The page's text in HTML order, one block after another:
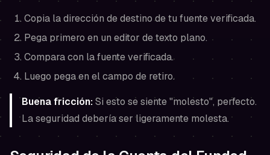
Copia la dirección de destino de tu fuente verificada.
Pega primero en un editor de texto plano.
Compara con la fuente verificada.
Luego pega en el campo de retiro.
Buena fricción:Si esto se siente "molesto", perfecto.
La seguridad debería ser ligeramente molesta.